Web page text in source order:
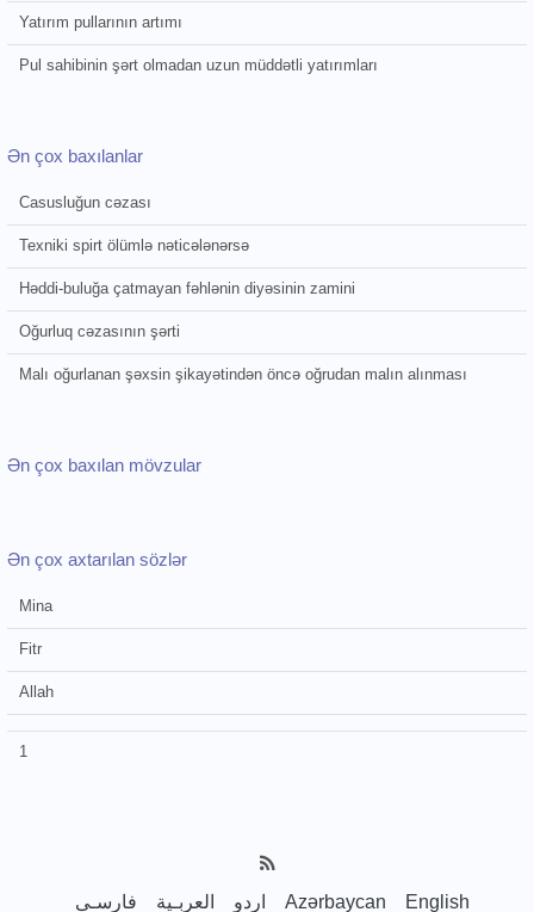
Yatırım pullarının artımı
Pul sahibinin şərt olmadan uzun müddətli yatırımları
Ən çox baxılanlar
Casusluğun cəzası
Texniki spirt ölümlə nəticələnərsə
Həddi-buluğa çatmayan fəhlənin diyəsinin zamini
Oğurluq cəzasının şərti
Malı oğurlanan şəxsin şikayətindən öncə oğrudan malın alınması
Ən çox baxılan mövzular
Ən çox axtarılan sözlər
Mina
Fitr
Allah
1
فارسـی العربـیة اردو Azərbaycan English